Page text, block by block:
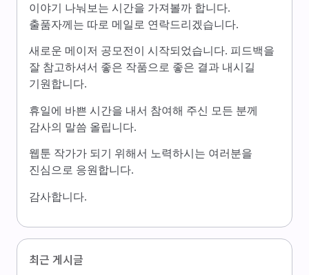
이야기 나눠보는 시간을 가져볼까 합니다.
출품자께는 따로 메일로 연락드리겠습니다.
새로운 메이저 공모전이 시작되었습니다. 피드백을
잘 참고하셔서 좋은 작품으로 좋은 결과 내시길
기원합니다.
휴일에 바쁜 시간을 내서 참여해 주신 모든 분께
감사의 말씀 올립니다.
웹툰 작가가 되기 위해서 노력하시는 여러분을
진심으로 응원합니다.
감사합니다.
최근 게시글